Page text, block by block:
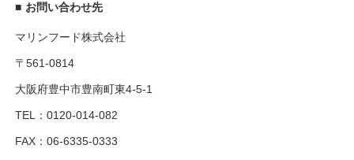
■ お問い合わせ先
マリンフード株式会社
〒561-0814
大阪府豊中市豊南町東4-5-1
TEL：0120-014-082
FAX：06-6335-0333